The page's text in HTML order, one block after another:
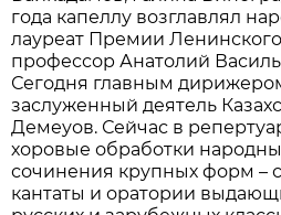
года капеллу возглавлял
лауреат Премии
профессор Анатолий
Сегодня главным
заслуженный деятель
Демеуов. Сейчас в
хоровые обработки
сочинения крупных форм –
кантаты и оратории